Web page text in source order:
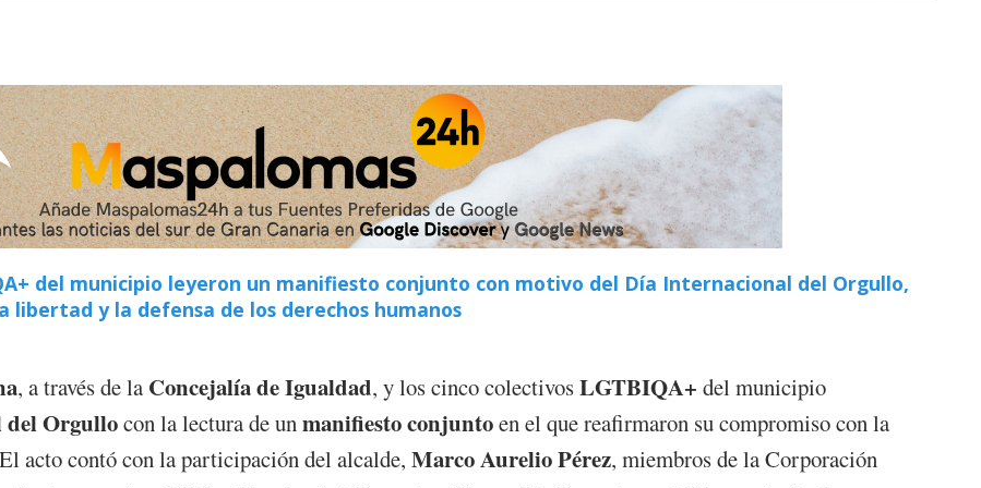
del municipio leyeron un manifiesto conjunto con motivo del Día Internacional del Orgullo,
y la defensa de los derechos humanos
, a través de la Concejalía de Igualdad, y los cinco colectivosLGTBIQA+ del municipio
del Orgullocon la lectura de unmanifiesto conjuntoen el que reafirmaron su compromiso con la
acto contó con la participación del alcalde, Marco Aurelio Pérez, miembros de la Corporación